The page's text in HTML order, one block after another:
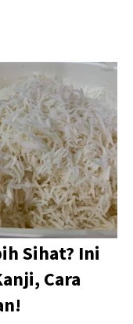
Sihat? Ini
Cara